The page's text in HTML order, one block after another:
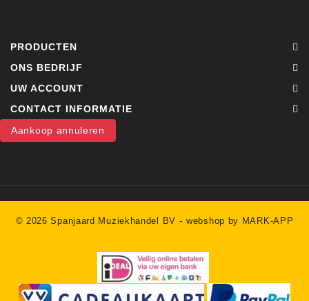
PRODUCTEN
ONS BEDRIJF
UW ACCOUNT
CONTACT INFORMATIE
Aankoop annuleren
© 2026 Spanjaard Muziekhandel BV -webshop by MARK-APP